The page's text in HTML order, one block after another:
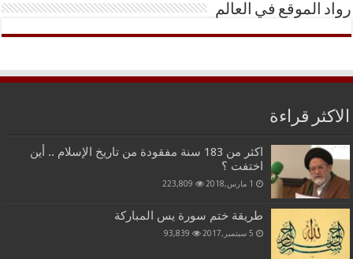
رواد الموقع في العالم
الاكثر قراءة
اكثر من 183 سنة مفقودة من تاريخ الإسلام .. أين
اختفت ؟
1 مارس,2018 223,809
طريقة ختم سورة يس المباركة
5 سبتمبر,2017 93,839